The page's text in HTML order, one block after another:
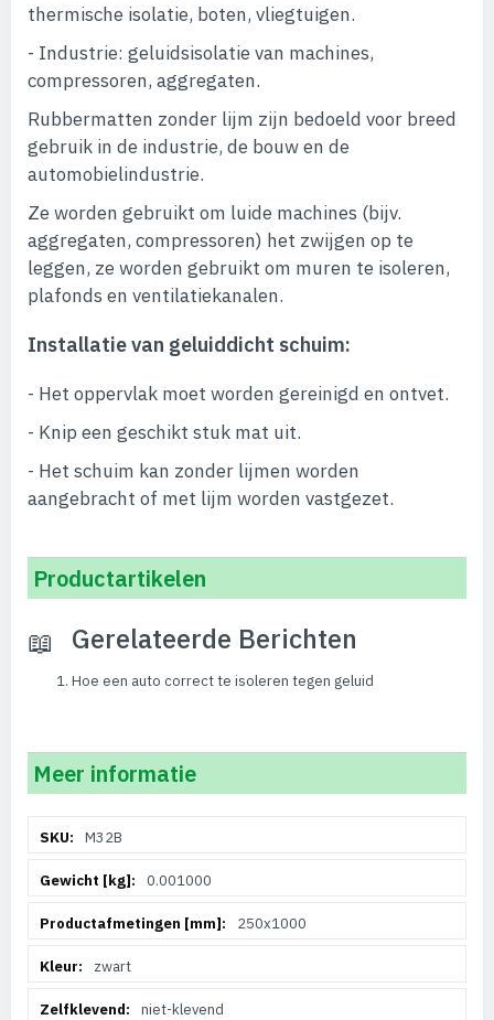
thermische isolatie, boten, vliegtuigen.
- Industrie: geluidsisolatie van machines,
compressoren, aggregaten.
Rubbermatten zonder lijm zijn bedoeld voor breed
gebruik in de industrie, de bouw en de
automobielindustrie.
Ze worden gebruikt om luide machines (bijv.
aggregaten, compressoren) het zwijgen op te
leggen, ze worden gebruikt om muren te isoleren,
plafonds en ventilatiekanalen.
Installatie van geluiddicht schuim:
- Het oppervlak moet worden gereinigd en ontvet.
- Knip een geschikt stuk mat uit.
- Het schuim kan zonder lijmen worden
aangebracht of met lijm worden vastgezet.
Productartikelen
Gerelateerde Berichten
Hoe een auto correct te isoleren tegen geluid
Meer informatie
informatieM32B
0.001000
250x1000
zwart
niet-klevend